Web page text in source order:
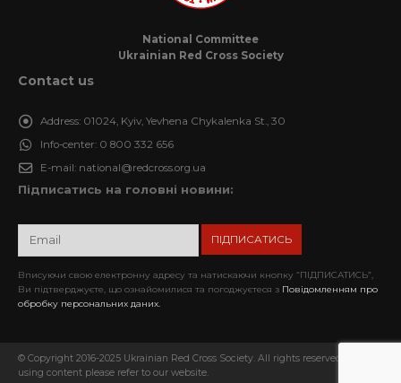
National Committee
Ukrainian Red Cross Society
Contact us
Address: 01024, Kyiv, Yevhena Chykalenka St., 30
Info-center: 0 800 332 656
E-mail: national@redcross.org.ua
Підписатись на головні новини:
Вписуючи свою електронну адресу та натискаючи кнопку “ПІДПИСАТИСЬ”,
Ви підтверджуєте, що ознайомилися та погоджуєтеся з Повідомленням про
обробку персональних даних.
© Copyright 2016-2025 Ukrainian Red Cross Society. All rights reserved. When
using content please refer to our website.